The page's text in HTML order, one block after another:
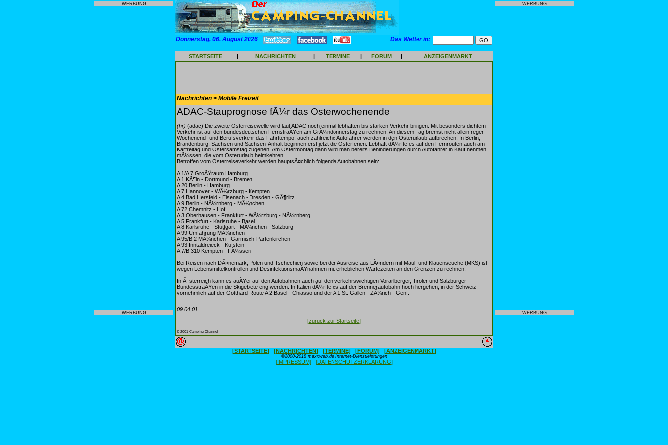
WERBUNG
WERBUNG
Donnerstag, 06. August 2026 Das Wetter in:
STARTSEITE | NACHRICHTEN | TERMINE | FORUM | ANZEIGENMARKT
Nachrichten > Mobile Freizeit
ADAC-Stauprognose fÃ¼r das Osterwochenende
(hr) (adac) Die zweite Osterreisewelle wird laut ADAC noch einmal lebhaften bis starken Verkehr bringen. Mit besonders dichtem
Verkehr ist auf den bundesdeutschen FernstraÃŸen am GrÃ¼ndonnerstag zu rechnen. An diesem Tag bremst nicht allein reger
Wochenend- und Berufsverkehr das Fahrttempo, auch zahlreiche Autofahrer werden in den Osterurlaub aufbrechen. In Berlin,
Brandenburg, Sachsen und Sachsen-Anhalt beginnen erst jetzt die Osterferien. Lebhaft dÃ¼rfte es auf den Fernrouten auch am
Karfreitag und Ostersamstag zugehen. Am Ostermontag dann wird man bereits Behinderungen durch Autofahrer in Kauf nehmen
mÃ¼ssen, die vom Osterurlaub heimkehren.
Betroffen vom Osterreiseverkehr werden hauptsÃ¤chlich folgende Autobahnen sein:
A 1/A 7 GroÃŸraum Hamburg
A 1 KÃ¶ln - Dortmund - Bremen
A 20 Berlin - Hamburg
A 7 Hannover - WÃ¼rzburg - Kempten
A 4 Bad Hersfeld - Eisenach - Dresden - GÃ¶rlitz
A 9 Berlin - NÃ¼rnberg - MÃ¼nchen
A 72 Chemnitz - Hof
A 3 Oberhausen - Frankfurt - WÃ¼rzburg - NÃ¼rnberg
A 5 Frankfurt - Karlsruhe - Basel
A 8 Karlsruhe - Stuttgart - MÃ¼nchen - Salzburg
A 99 Umfahrung MÃ¼nchen
A 95/B 2 MÃ¼nchen - Garmisch-Partenkirchen
A 93 Inntaldreieck - Kufstein
A 7/B 310 Kempten - FÃ¼ssen
Bei Reisen nach DÃ¤nemark, Polen und Tschechien sowie bei der Ausreise aus LÃ¤ndern mit Maul- und Klauenseuche (MKS) ist
wegen Lebensmittelkontrollen und DesinfektionsmaÃŸnahmen mit erheblichen Wartezeiten an den Grenzen zu rechnen.
In Ã–sterreich kann es auÃŸer auf den Autobahnen auch auf den verkehrswichtigen Vorarlberger, Tiroler und Salzburger
BundesstraÃŸen in die Skigebiete eng werden. In Italien dÃ¼rfte es auf der Brennerautobahn hoch hergehen, in der Schweiz
vornehmlich auf der Gotthard-Route A 2 Basel - Chiasso und der A 1 St. Gallen - ZÃ¼rich - Genf.
09.04.01
[zurück zur Startseite]
© 2001 Camping-Channel
[STARTSEITE] [NACHRICHTEN] [TERMINE] [FORUM] [ANZEIGENMARKT]
©2000-2018 maxxweb.de Internet-Dienstleistungen
[IMPRESSUM] [DATENSCHUTZERKLÄRUNG]
WERBUNG
WERBUNG